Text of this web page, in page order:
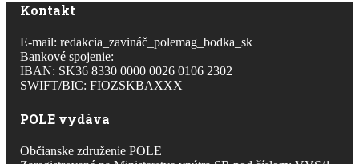
Kontakt
E-mail: redakcia_zavináč_polemag_bodka_sk
Bankové spojenie:
IBAN: SK36 8330 0000 0026 0106 2302
SWIFT/BIC: FIOZSKBAXXX
POLE vydáva
Občianske združenie POLE